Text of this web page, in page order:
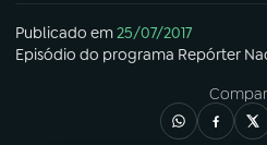
Publicado em25/07/2017
Episódio do programa Repórter